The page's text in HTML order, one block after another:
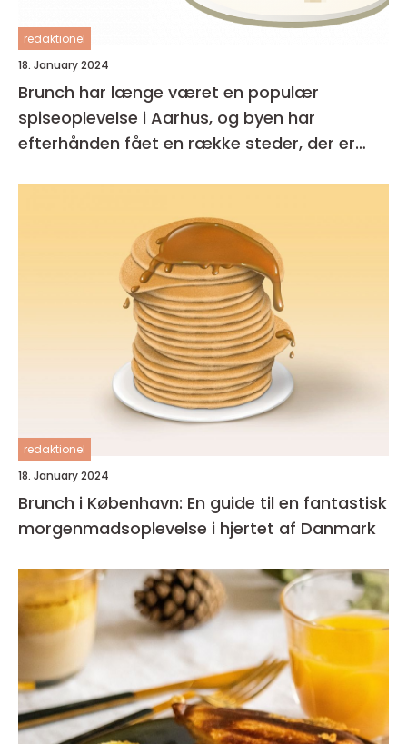
redaktionel
18. January 2024
Brunch har længe været en populær
spiseoplevelse i Aarhus, og byen har
efterhånden fået en række steder, der er
redaktionel
18. January 2024
Brunch i København: En guide til en fantastisk
morgenmadsoplevelse i hjertet af Danmark